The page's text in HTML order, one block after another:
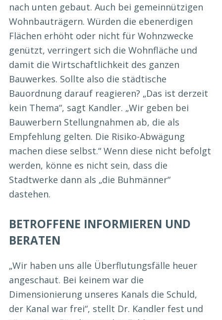
nach unten gebaut. Auch bei gemeinnützigen
Wohnbauträgern. Würden die ebenerdigen
Flächen erhöht oder nicht für Wohnzwecke
genützt, verringert sich die Wohnfläche und
damit die Wirtschaftlichkeit des ganzen
Bauwerkes. Sollte also die städtische
Bauordnung darauf reagieren? „Das ist derzeit
kein Thema“, sagt Kandler. „Wir geben bei
Bauwerbern Stellungnahmen ab, die als
Empfehlung gelten. Die Risiko-Abwägung
machen diese selbst.“ Wenn diese nicht befolgt
werden, könne es nicht sein, dass die
Stadtwerke dann als „die Buhmänner“
dastehen.
BETROFFENE INFORMIEREN UND
BERATEN
„Wir haben uns alle Überflutungsfälle heuer
angeschaut. Bei keinem war die
Dimensionierung unseres Kanals die Schuld,
der Kanal war frei“, stellt Dr. Kandler fest und